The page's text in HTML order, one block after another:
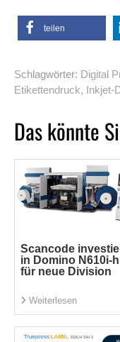
teilen
Schlagwörter: Digital
Etikettendruck, Inkjet-
Das könnte
Scancode
in Domino N610i-h
für neue Division
Weiterlesen